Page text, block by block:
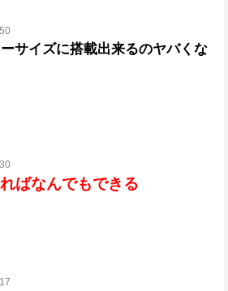
サイズに搭載出来るのヤバくな
ばなんでもできる